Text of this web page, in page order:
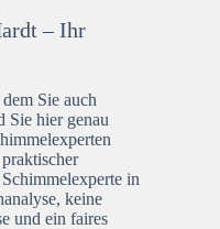
– Ihr
Sie auch
Sie hier genau
in
keine
und ein faires